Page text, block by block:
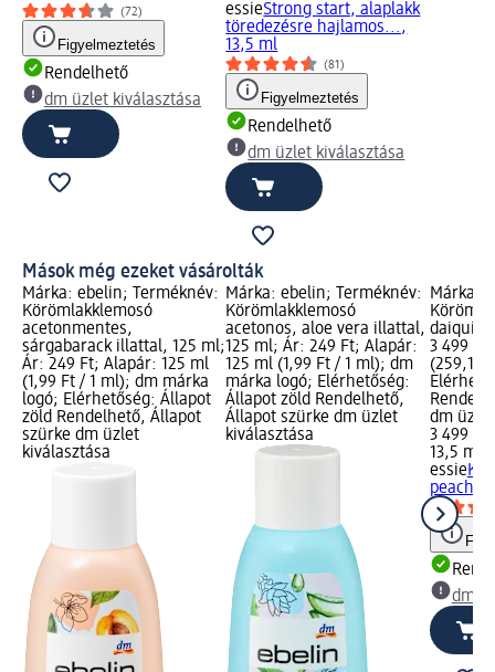
(72)
Figyelmeztetés
Rendelhető
dm üzlet kiválasztása
essieStrong start, alaplakk
töredezésre hajlamos...,
13,5 ml
(81)
Figyelmeztetés
Rendelhető
dm üzlet kiválasztása
Mások még ezeket vásárolták
Márka: ebelin; Terméknév:
Körömlakklemosó
acetonmentes,
sárgabarack illattal, 125 ml;
Ár: 249 Ft; Alapár: 125 ml
(1,99 Ft / 1 ml); dm márka
logó; Elérhetőség: Állapot
zöld Rendelhető, Állapot
szürke dm üzlet
kiválasztása
Márka: ebelin; Terméknév:
Körömlakklemosó
acetonos, aloe vera illattal,
125 ml; Ár: 249 Ft; Alapár:
125 ml (1,99 Ft / 1 ml); dm
márka logó; Elérhetőség:
Állapot zöld Rendelhető,
Állapot szürke dm üzlet
kiválasztása
Márka:
daiquiri,
3 499
(259,19
dm
3 499 Ft
13,5 ml
essie
peach
dm